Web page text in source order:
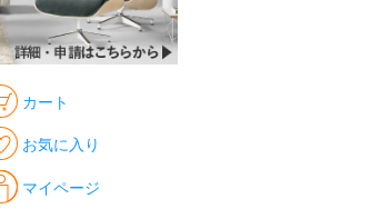
カート
お気に入り
マイページ